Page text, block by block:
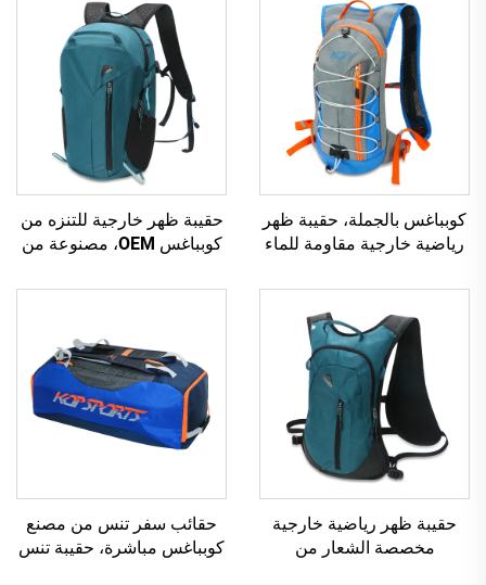
كوبباغس بالجملة، حقيبة ظهر
رياضية خارجية مقاومة للماء
بوليستر مخصصة بشعار
مخصص
حقيبة ظهر خارجية للتنزه من
كوبباغس OEM، مصنوعة من
شعار مخصص وبطانة بوليستر
حقيبة ظهر رياضية خارجية
مخصصة الشعار من
حقائب سفر تنس من مصنع
كوبباغس مباشرة، حقيبة تنس